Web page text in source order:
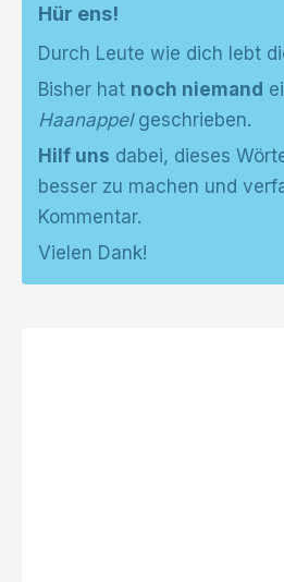
Hür ens!
Durch Leute wie dich lebt
Bisher hat noch niemand
Haanappelgeschrieben.
Hilf uns dabei, dieses
besser zu machen und
Kommentar.
Vielen Dank!